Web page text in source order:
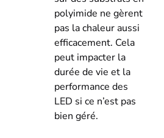
polyimide ne gèrent
pas la chaleur aussi
efficacement. Cela
peut impacter la
durée de vie et la
performance des
LED si ce n’est pas
bien géré.